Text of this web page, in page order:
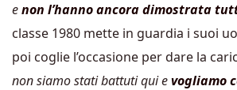
enon l’hanno ancora dimostrata
classe 1980 mette in guardia i suoi
poi coglie l’occasione per dare la
non siamo stati battuti qui evogliamo